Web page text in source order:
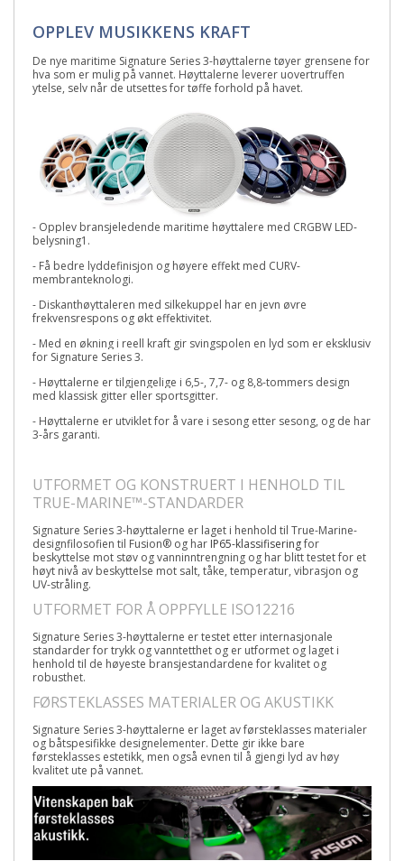
OPPLEV MUSIKKENS KRAFT
De nye maritime Signature Series 3-høyttalerne tøyer grensene for
hva som er mulig på vannet. Høyttalerne leverer uovertruffen
ytelse, selv når de utsettes for tøffe forhold på havet.
- Opplev bransjeledende maritime høyttalere med CRGBW LED-
belysning1 .
- Få bedre lyddefinisjon og høyere effekt med CURV-
membranteknologi.
- Diskanthøyttaleren med silkekuppel har en jevn øvre
frekvensrespons og økt effektivitet.
- Med en økning i reell kraft gir svingspolen en lyd som er eksklusiv
for Signature Series 3.
- Høyttalerne er tilgjengelige i 6,5-, 7,7- og 8,8-tommers design
med klassisk gitter eller sportsgitter.
- Høyttalerne er utviklet for å vare i sesong etter sesong, og de har
3-års garanti.
UTFORMET OG KONSTRUERT I HENHOLD TIL
TRUE-MARINE™-STANDARDER
Signature Series 3-høyttalerne er laget i henhold til True-Marine-
designfilosofien til Fusion® og har IP65-klassifiseringfor
beskyttelse mot støv og vanninntrengning og har blitt testet for et
høyt nivå av beskyttelse mot salt, tåke, temperatur, vibrasjon og
UV-stråling.
UTFORMET FOR Å OPPFYLLE ISO12216
Signature Series 3-høyttalerne er testet etter internasjonale
standarder for trykk og vanntetthet og er utformet og laget i
henhold til de høyeste bransjestandardene for kvalitet og
robusthet.
FØRSTEKLASSES MATERIALER OG AKUSTIKK
Signature Series 3-høyttalerne er laget av førsteklasses materialer
og båtspesifikke designelementer. Dette gir ikke bare
førsteklasses estetikk, men også evnen til å gjengi lyd av høy
kvalitet ute på vannet.